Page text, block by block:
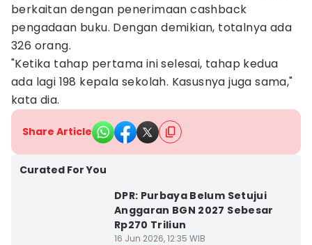
berkaitan dengan penerimaan cashback
pengadaan buku. Dengan demikian, totalnya ada
326 orang.
"Ketika tahap pertama ini selesai, tahap kedua
ada lagi 198 kepala sekolah. Kasusnya juga sama,"
kata dia.
Share Article
Curated For You
DPR: Purbaya Belum Setujui
Anggaran BGN 2027 Sebesar
Rp270 Triliun
16 Jun 2026, 12:35 WIB